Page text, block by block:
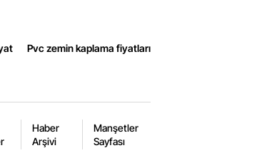
Pvc zemin kaplama fiyatları
Haber
Arşivi
Manşetler
Sayfası